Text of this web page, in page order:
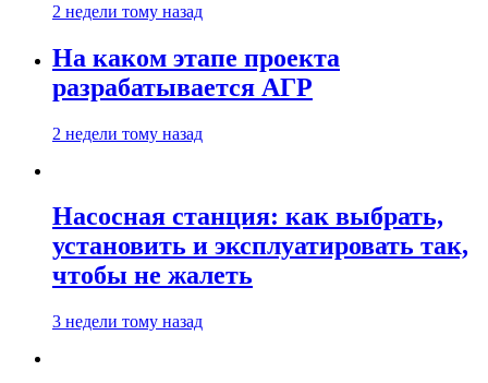
2 недели тому назад
На каком этапе проекта
разрабатывается АГР
2 недели тому назад
Насосная станция: как выбрать,
установить и эксплуатировать так,
чтобы не жалеть
3 недели тому назад